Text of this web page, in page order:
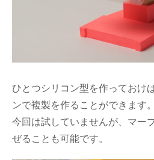
ひとつシリコン型を作っておけ
ンで複製を作ることができます。
今回は試していませんが、マー
ぜることも可能です。